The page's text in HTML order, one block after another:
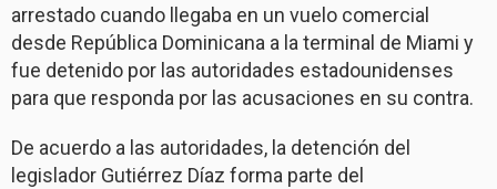
arrestado cuando llegaba en un vuelo comercial
desde República Dominicana a la terminal de Miami y
fue detenido por las autoridades estadounidenses
para que responda por las acusaciones en su contra.
De acuerdo a las autoridades, la detención del
legislador Gutiérrez Díaz forma parte del